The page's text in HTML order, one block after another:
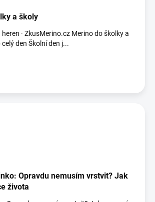
a školy
· ZkusMerino.cz Merino do školky a
den Školní den j...
Opravdu nemusím vrstvit? Jak
života